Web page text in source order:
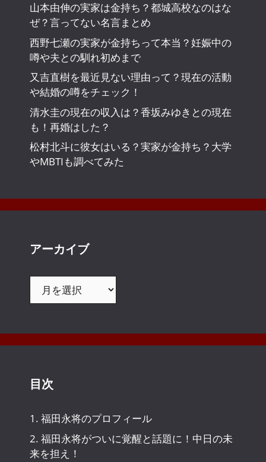
山本由伸の実家は金持ち？都城高校なのはな
ぜ？言ってない名言まとめ
西野七瀬の実家が金持ちって本当？妊娠中の
噂や夫との馴れ初めまで
又吉直樹を最近見ない理由って？現在の活動
や結婚の噂をチェック！
清水圭の現在の収入は？香坂みゆきとの現在
も！再婚はした？
松村北斗に彼女はいる？実家が金持ち？大学
やMBTIも調べてみた
アーカイブ
ブ
目次
1. 福田永将のプロフィール
2. 福田永将がついに覚醒と話題に！中日の未
来を担え！